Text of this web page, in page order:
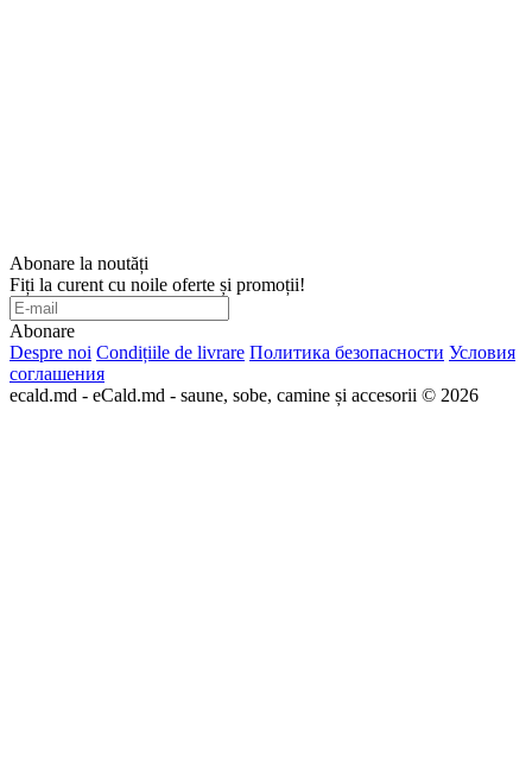
Abonare la noutăți
Fiți la curent cu noile oferte și promoții!
Abonare
Despre noi Condițiile de livrare Политика безопасности Условия
соглашения
ecald.md - eCald.md - saune, sobe, camine și accesorii © 2026